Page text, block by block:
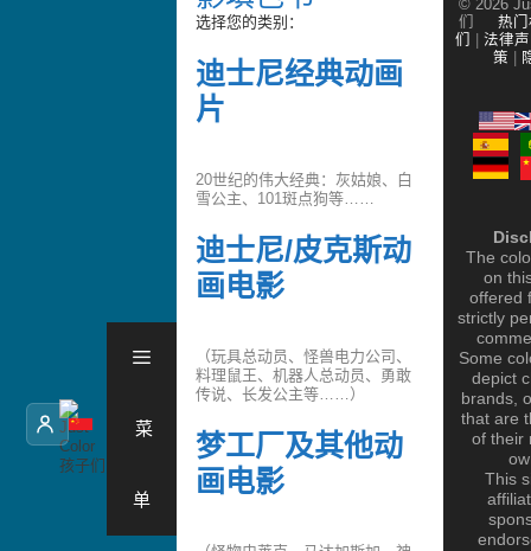
Skip
content
菜
单
选择您的类别：
迪士尼经典动画
片
20世纪的伟大经典：灰姑娘、白
雪公主、101斑点狗等……
迪士尼/皮克斯动
画电影
（玩具总动员、怪兽电力公司、
料理鼠王、机器人总动员、勇敢
传说、长发公主等……）
梦工厂及其他动
画电影
© 2026
们
热
们
法律
策
The
on
offered
strictly
Some
depict
brands,
that are
of their
This